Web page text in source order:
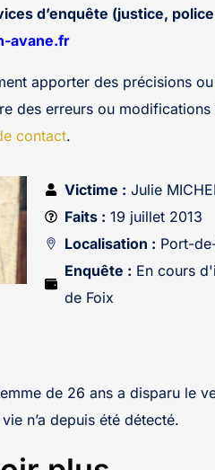
d’enquête (justice,
avane.fr
apporter des précisions
des erreurs ou
contact.
Victime : Julie
Faits : 19 juillet 2013
Localisation : Port-
Enquête : En cours
de Foix
de 26 ans a disparu le
n’a depuis été détecté.